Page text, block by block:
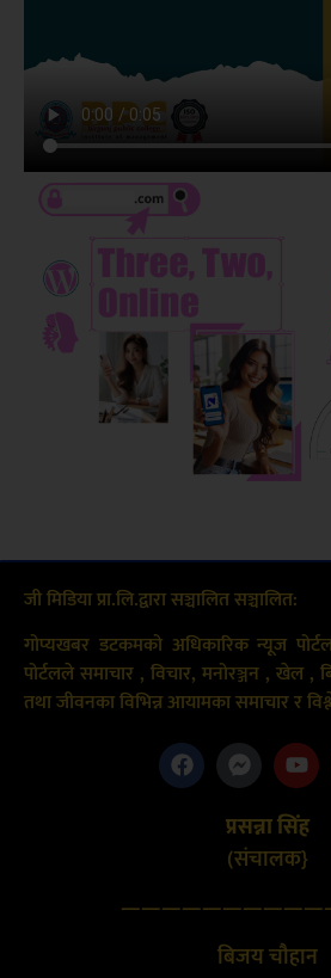
जी मिडिया प्रा.लि.द्वारा सञ्चालित सञ्चालित:
गोप्यखबर डटकमको अधिकारिक न्यूज
पोर्टलले समाचार , विचार, मनोरञ्जन , खेल ,
तथा जीवनका विभिन्न आयामका समाचार र
प्रसन्ना सिंह
(संचालक}
बिजय चौहान